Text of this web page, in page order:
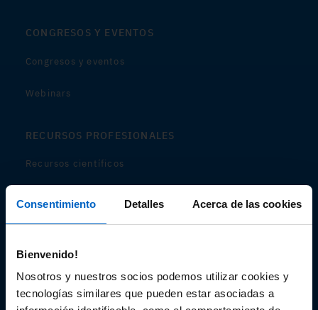
Consentimiento Detalles Acerca de las cookies
Bienvenido!
Nosotros y nuestros socios podemos utilizar cookies y
tecnologías similares que pueden estar asociadas a
CONGRESOS Y EVENTOS
Congresos y eventos
Webinars
RECURSOS PROFESIONALES
Recursos científicos
Audiovisual
Espacio de Información Médica